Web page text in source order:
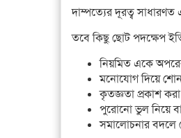
দাম্পত্যের দূরত্ব
তবে কিছু ছোট পদক্ষেপ
নিয়মিত একে
মনোযোগ দিয়ে
কৃতজ্ঞতা প্রকাশ করা
পুরোনো ভুল নিয়ে
সমালোচনার বদলে